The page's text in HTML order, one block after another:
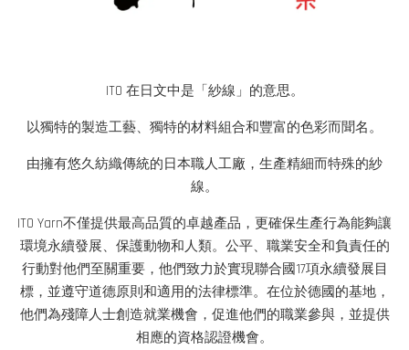
ITO 在日文中是「紗線」的意思。
以獨特的製造工藝、獨特的材料組合和豐富的色彩而聞名。
由擁有悠久紡織傳統的日本職人工廠，生產精細而特殊的紗
線。
ITO Yarn不僅提供最高品質的卓越產品，更確保生產行為能夠讓
環境永續發展、保護動物和人類。公平、職業安全和負責任的
行動對他們至關重要，他們致力於實現聯合國17項永續發展目
標，並遵守道德原則和適用的法律標準。在位於德國的基地，
他們為殘障人士創造就業機會，促進他們的職業參與，並提供
相應的資格認證機會。